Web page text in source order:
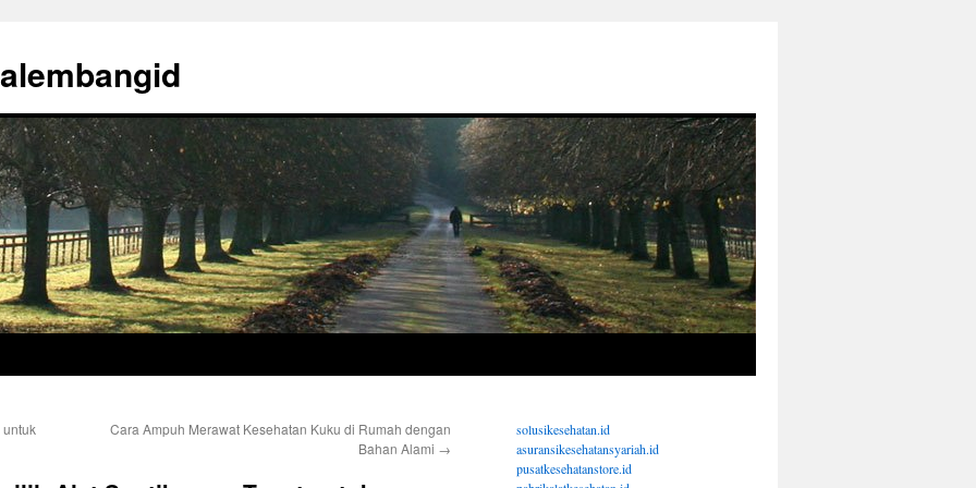
Cara Ampuh Merawat Kesehatan Kuku di Rumah dengan
Bahan Alami →
solusikesehatan.id
asuransikesehatansyariah.id
pusatkesehatanstore.id